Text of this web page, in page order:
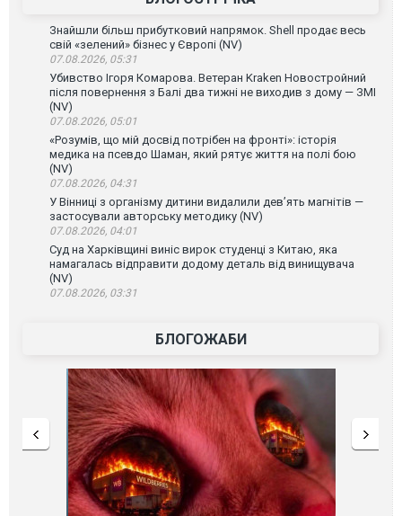
Знайшли більш прибутковий напрямок. Shell продає весь
свій «зелений» бізнес у Європі (NV)
07.08.2026, 05:31
Убивство Ігоря Комарова. Ветеран Kraken Новостройний
після повернення з Балі два тижні не виходив з дому — ЗМІ
(NV)
07.08.2026, 05:01
«Розумів, що мій досвід потрібен на фронті»: історія
медика на псевдо Шаман, який рятує життя на полі бою
(NV)
07.08.2026, 04:31
У Вінниці з організму дитини видалили дев’ять магнітів —
застосували авторську методику (NV)
07.08.2026, 04:01
Суд на Харківщині виніс вирок студенці з Китаю, яка
намагалась відправити додому деталь від винищувача
(NV)
07.08.2026, 03:31
БЛОГОЖАБИ